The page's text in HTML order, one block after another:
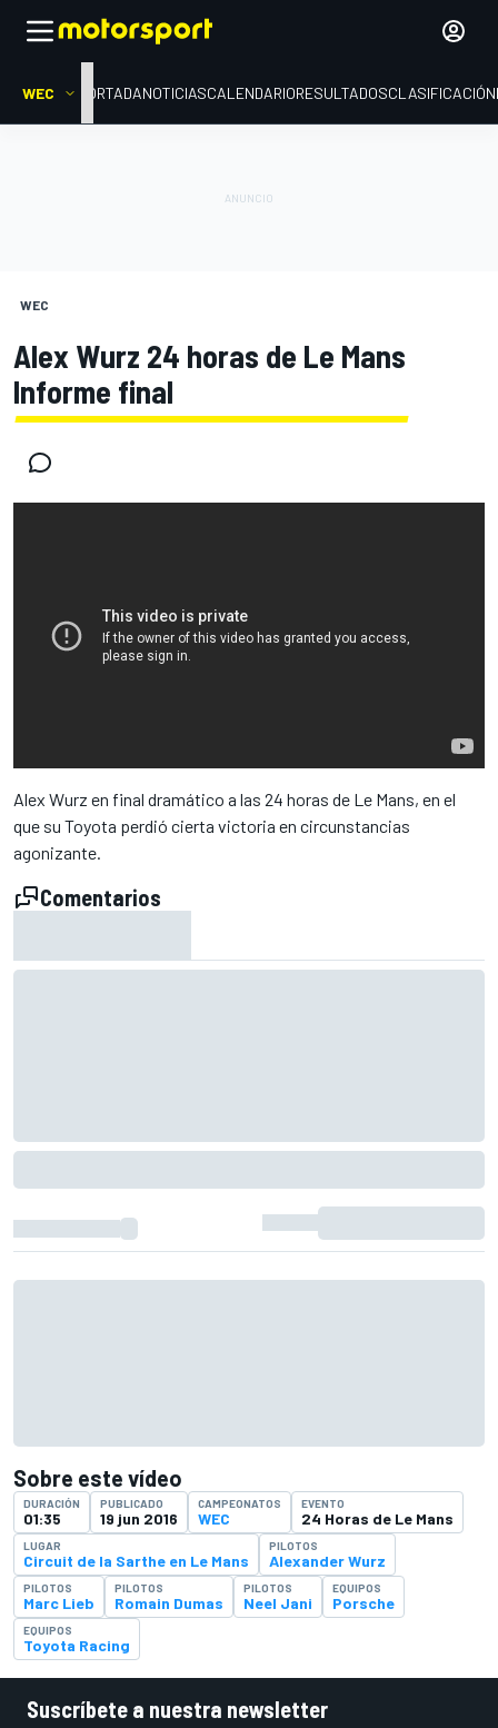
WEC PORTADANOTICIASCALENDARIORESULTADOSCLASIFICACIÓN
WEC
Alex Wurz 24 horas de Le Mans
Informe final
Alex Wurz en final dramático a las 24 horas de Le Mans, en el
que su Toyota perdió cierta victoria en circunstancias
agonizante.
Comentarios
Sobre este vídeo
DURACIÓN
01:35
PUBLICADO
19 jun 2016
CAMPEONATOS
WEC
EVENTO
24 Horas de Le Mans
LUGAR
Circuit de la Sarthe en Le Mans
PILOTOS
Alexander Wurz
PILOTOS
Marc Lieb
PILOTOS
Romain Dumas
PILOTOS
Neel Jani
EQUIPOS
Porsche
EQUIPOS
Toyota Racing
Suscríbete a nuestra newsletter